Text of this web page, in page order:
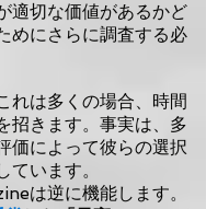
適切な価値があるかど
めにさらに調査する必
れは多くの場合、時間
招きます。事実は、多
価によって彼らの選択
ています。
は逆に機能します。